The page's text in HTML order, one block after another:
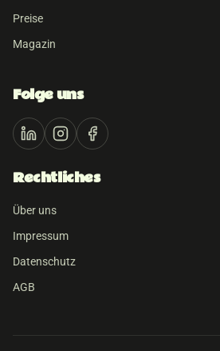
Preise
Magazin
Folge uns
Rechtliches
Über uns
Impressum
Datenschutz
AGB